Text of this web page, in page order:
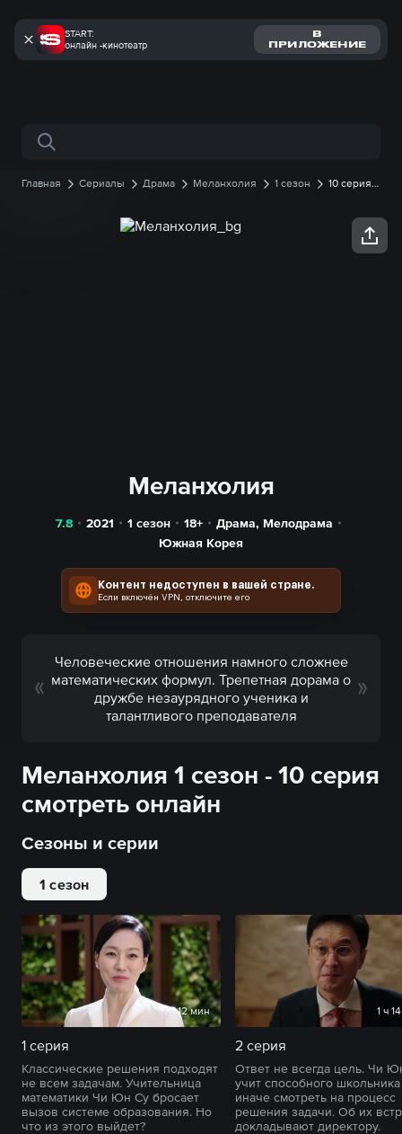
START:
онлайн -кинотеатр
В
ПРИЛОЖЕНИЕ
Поиск по сайту
Главная Сериалы Драма Меланхолия 1 сезон
10 серия
Меланхолия
7.8 2021 1 сезон 18+ Драма, Мелодрама
Южная Корея
Контент недоступен в вашей стране.
Если включён VPN, отключите его
Человеческие отношения намного сложнее
математических формул. Трепетная дорама о
дружбе незаурядного ученика и
талантливого преподавателя
Меланхолия 1 сезон - 10 серия
смотреть онлайн
Сезоны и серии
1 сезон
1 ч 12 мин
1 серия
Классические решения подходят
не всем задачам. Учительница
математики Чи Юн Су бросает
вызов системе образования. Но
что из этого выйдет?
1 ч
2 серия
Ответ не всегда цель. Чи
учит способного школьника
иначе смотреть на процесс
решения задачи. Об их
докладывают директору.